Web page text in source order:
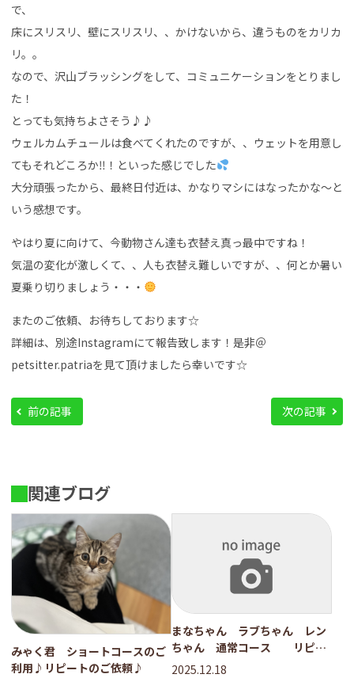
で、
床にスリスリ、壁にスリスリ、、かけないから、違うものをカリカ
リ。。
なので、沢山ブラッシングをして、コミュニケーションをとりまし
た！
とっても気持ちよさそう♪♪
ウェルカムチュールは食べてくれたのですが、、ウェットを用意し
てもそれどころか‼！といった感じでした
大分頑張ったから、最終日付近は、かなりマシにはなったかな～と
いう感想です。
やはり夏に向けて、今動物さん達も衣替え真っ最中ですね！
気温の変化が激しくて、、人も衣替え難しいですが、、何とか暑い
夏乗り切りましょう・・・
またのご依頼、お待ちしております☆
詳細は、別途Instagramにて報告致します！是非＠
petsitter.patriaを見て頂けましたら幸いです☆
前の記事 次の記事
関連ブログ
みゃく君 ショートコースのご
利用♪リピートのご依頼♪
まなちゃん ラブちゃん レン
ちゃん 通常コース リピー
トのご依頼♪
2025.12.18